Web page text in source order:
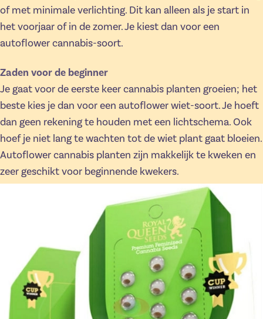
of met minimale verlichting. Dit kan alleen als je start in
het voorjaar of in de zomer. Je kiest dan voor een
autoflower cannabis-soort.
Zaden voor de beginner
Je gaat voor de eerste keer cannabis planten groeien; het
beste kies je dan voor een autoflower wiet-soort. Je hoeft
dan geen rekening te houden met een lichtschema. Ook
hoef je niet lang te wachten tot de wiet plant gaat bloeien.
Autoflower cannabis planten zijn makkelijk te kweken en
zeer geschikt voor beginnende kwekers.